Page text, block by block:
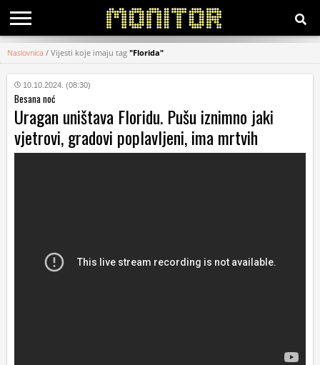
KATEGORIJE
HRVATSKI
WEB
Naslovnica / Vijesti koje imaju tag "Florida"
10.10.2024. (08:30)
Besana noć
Uragan uništava Floridu. Pušu iznimno jaki
vjetrovi, gradovi poplavljeni, ima mrtvih